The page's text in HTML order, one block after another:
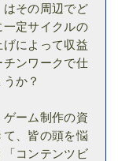
その周辺でど
定サイクルの
によって収益
ンワークで仕
か？
ーム制作の資
、皆の頭を悩
コンテンツビ